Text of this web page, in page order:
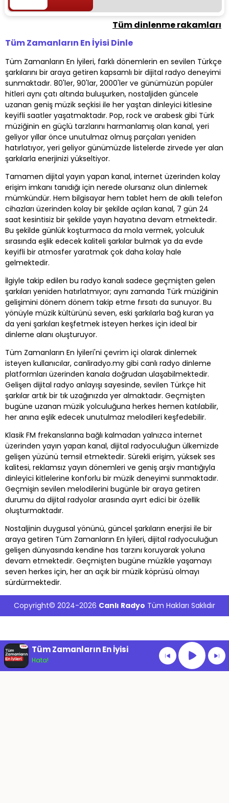
Tüm dinlenme rakamları
Tüm Zamanların En İyisi Dinle
Tüm Zamanların En İyileri, farklı dönemlerin en sevilen Türkçe
şarkılarını bir araya getiren kapsamlı bir dijital radyo deneyimi
sunmaktadır. 80'ler, 90'lar, 2000'ler ve günümüzün popüler
hitleri aynı çatı altında buluşurken, nostaljiden güncele
uzanan geniş müzik seçkisi ile her yaştan dinleyici kitlesine
keyifli saatler yaşatmaktadır. Pop, rock ve arabesk gibi Türk
müziğinin en güçlü tarzlarını harmanlamış olan kanal, yeri
geliyor yıllar önce unutulmaz olmuş parçaları yeniden
hatırlatıyor, yeri geliyor günümüzde listelerde zirvede yer alan
şarkılarla enerjinizi yükseltiyor.
Tamamen dijital yayın yapan kanal, internet üzerinden kolay
erişim imkanı tanıdığı için nerede olursanız olun dinlemek
mümkündür. Hem bilgisayar hem tablet hem de akıllı telefon
cihazları üzerinden kolay bir şekilde açılan kanal, 7 gün 24
saat kesintisiz bir şekilde yayın hayatına devam etmektedir.
Bu şekilde günlük koşturmaca da mola vermek, yolculuk
sırasında eşlik edecek kaliteli şarkılar bulmak ya da evde
keyifli bir atmosfer yaratmak çok daha kolay hale
gelmektedir.
İlgiyle takip edilen bu radyo kanalı sadece geçmişten gelen
şarkıları yeniden hatırlatmıyor; aynı zamanda Türk müziğinin
gelişimini dönem dönem takip etme fırsatı da sunuyor. Bu
yönüyle müzik kültürünü seven, eski şarkılarla bağ kuran ya
da yeni şarkıları keşfetmek isteyen herkes için ideal bir
dinleme alanı oluşturuyor.
Tüm Zamanların En İyileri'ni çevrim içi olarak dinlemek
isteyen kullanıcılar, canliradyo.my gibi canlı radyo dinleme
platformları üzerinden kanala doğrudan ulaşabilmektedir.
Gelişen dijital radyo anlayışı sayesinde, sevilen Türkçe hit
şarkılar artık bir tık uzağınızda yer almaktadır. Geçmişten
bugüne uzanan müzik yolculuğuna herkes hemen katılabilir,
her anına eşlik edecek unutulmaz melodileri keşfedebilir.
Klasik FM frekanslarına bağlı kalmadan yalnızca internet
üzerinden yayın yapan kanal, dijital radyoculuğun ülkemizde
gelişen yüzünü temsil etmektedir. Sürekli erişim, yüksek ses
kalitesi, reklamsız yayın dönemleri ve geniş arşiv mantığıyla
dinleyici kitlelerine konforlu bir müzik deneyimi sunmaktadır.
Geçmişin sevilen melodilerini bugünle bir araya getiren
durumu da dijital radyolar arasında ayırt edici bir özellik
oluşturmaktadır.
Nostaljinin duygusal yönünü, güncel şarkıların enerjisi ile bir
araya getiren Tüm Zamanların En İyileri, dijital radyoculuğun
gelişen dünyasında kendine has tarzını koruyarak yoluna
devam etmektedir. Geçmişten bugüne müzikle yaşamayı
seven herkes için, her an açık bir müzik köprüsü olmayı
sürdürmektedir.
Copyright© 2024-2026 Canlı Radyo Tüm Hakları Saklıdır